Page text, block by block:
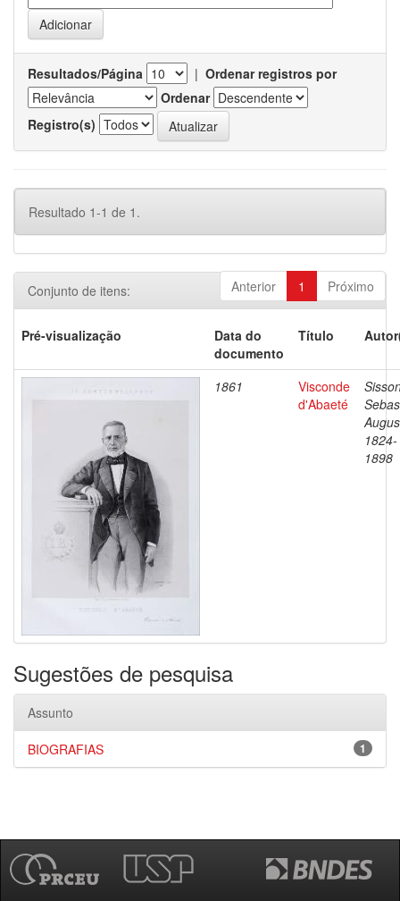
Resultados/Página | Ordenar registros por
Ordenar
Registro(s)
Resultado 1-1 de 1.
Anterior 1 Próximo
Conjunto de itens:
Pré-visualização
Data do
documento
Título
1861
Visconde
d'Abaeté
1824-
1898
Sugestões de pesquisa
Assunto
1
BIOGRAFIAS